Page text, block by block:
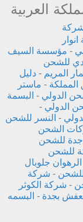
العربية
- مؤسسة السيف
للشحن
المريم - دليل
المملكة - ماستر
الدولي - البسمة
الدولي -
- النسر للشحن
الشحن
للشحن
للشحن
الرهوان جلوبال
- شركة
- شركة الكوثر
بجدة - البسمه